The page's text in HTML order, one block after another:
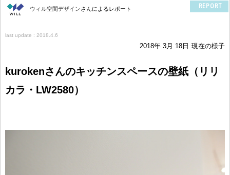
ウィル空間デザインさんによるレポート REPORT
last update : 2018.4.6
2018年 3月 18日 現在の様子
kurokenさんのキッチンスペースの壁紙（リリ
カラ・LW2580）